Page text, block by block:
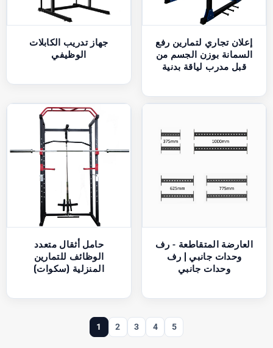
جهاز تدريب الكابلات
الوظيفي
إعلان تجاري لتمارين رفع
السمانة بوزن الجسم من
قبل مدرب لياقة بدنية
حامل أثقال متعدد
الوظائف للتمارين
المنزلية (سكوات)
العارضة المتقاطعة - رف
وحدات جانبي | رف
وحدات جانبي
1 2 3 4 5